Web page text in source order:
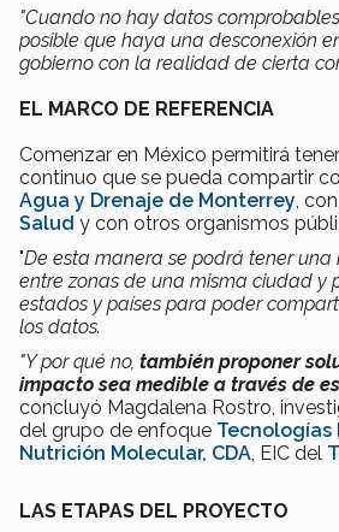
"Cuando no hay datos
posible que haya una desconexión
gobierno con la realidad de cierta
EL MARCO DE REFERENCIA
Comenzar en México permitirá
continuo que se pueda compartir
Agua y Drenaje de Monterrey ,
Salud y con otros organismos
"De esta manera se podrá tener una
entre zonas de una misma ciudad y
estados y países para poder
los datos.
"Y por qué no, también proponer
impacto sea medible a través de
concluyó Magdalena Rostro,
del grupo de enfoque Tecnologías
Nutrición Molecular, CDA , EIC del
LAS ETAPAS DEL PROYECTO